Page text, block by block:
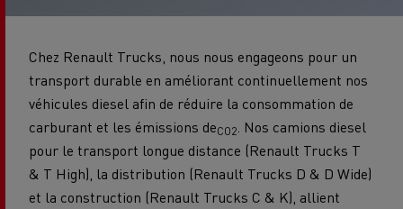
Chez Renault Trucks, nous nous engageons pour un
transport durable en améliorant continuellement nos
véhicules diesel afin de réduire la consommation de
carburant et les émissions deCO2
. Nos camions diesel
pour le transport longue distance (Renault Trucks T
& T High), la distribution (Renault Trucks D & D Wide)
et la construction (Renault Trucks C & K), allient